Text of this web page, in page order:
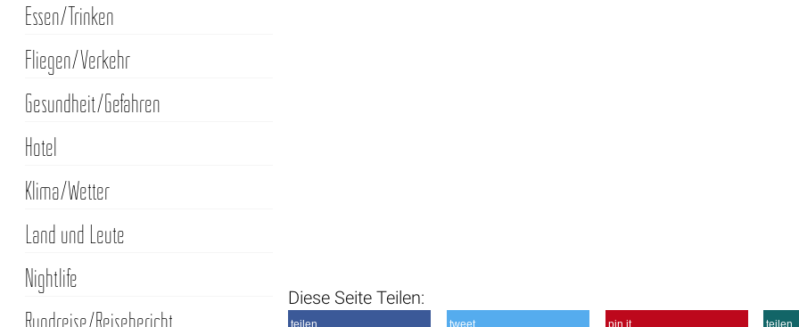
Diese Seite Teilen:
teilen tweet pin it teilen
Essen/Trinken
Fliegen/Verkehr
Gesundheit/Gefahren
Hotel
Klima/Wetter
Land und Leute
Nightlife